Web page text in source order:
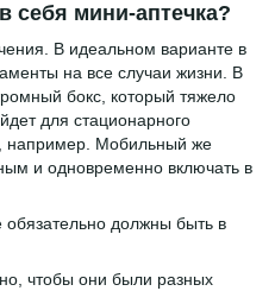
себя мини-аптечка?
В идеальном варианте в
на все случаи жизни. В
бокс, который тяжело
для стационарного
например. Мобильный же
и одновременно включать в
должны быть в
чтобы они были разных